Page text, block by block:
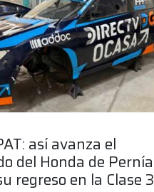
así avanza el
del Honda de Pernía
regreso en la Clase 3